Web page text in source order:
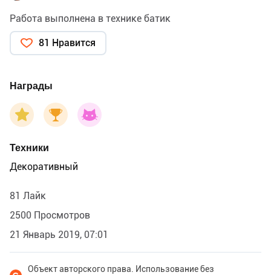
Работа выполнена в технике батик
81 Нравится
Награды
Техники
Декоративный
81 Лайк
2500 Просмотров
21 Январь 2019, 07:01
Объект авторского права. Использование без